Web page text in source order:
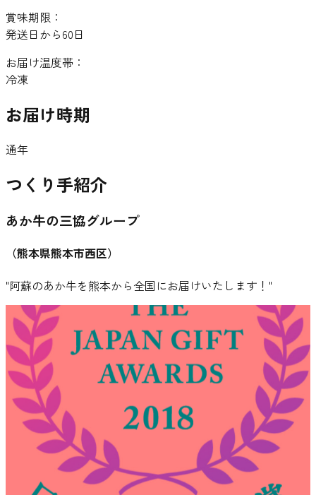
賞味期限：
発送日から60日
お届け温度帯：
冷凍
お届け時期
通年
つくり手紹介
あか牛の三協グループ
（熊本県熊本市西区）
"阿蘇のあか牛を熊本から全国にお届けいたします！ "